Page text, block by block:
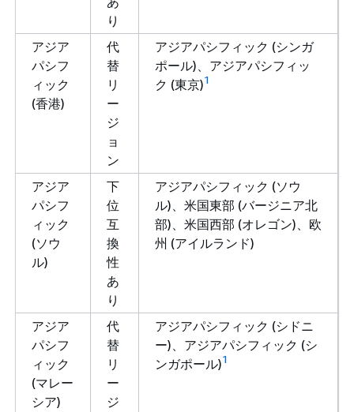
り
アジア
パシフ
ィック
(香港)
代
替
リ
ー
ジ
ョ
ン
アジアパシフィック (シンガ
ポール)、アジアパシフィッ
ク (東京)1
アジア
パシフ
ィック
(ソウ
ル)
下
位
互
換
性
あ
り
アジアパシフィック (ソウ
ル)、米国東部 (バージニア北
部)、米国西部 (オレゴン)、欧
州 (アイルランド)
アジア
パシフ
ィック
(マレー
シア)
代
替
リ
ー
ジ
アジアパシフィック (シドニ
ー)、アジアパシフィック (シ
ンガポール)1